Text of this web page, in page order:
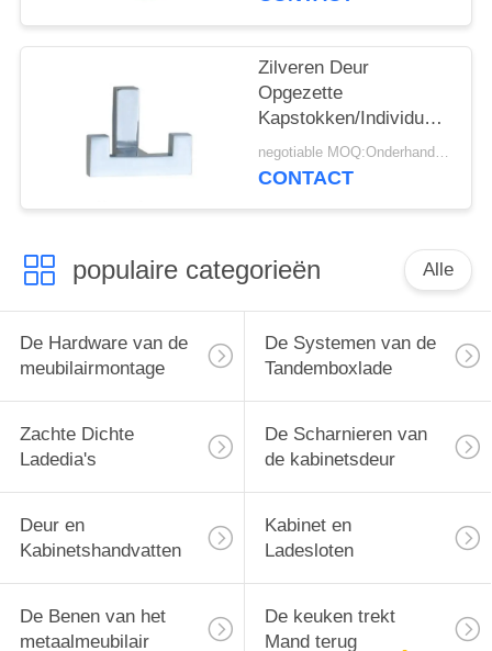
Zilveren Deur
Opgezette
Kapstokken/Individuele
de Slijtageweerstand
van Muurhaken
negotiable MOQ:Onderhandeling
CONTACT
populaire categorieën Alle
De Hardware van de
meubilairmontage
De Systemen van de
Tandemboxlade
Zachte Dichte
Ladedia's
De Scharnieren van
de kabinetsdeur
Deur en
Kabinetshandvatten
Kabinet en
Ladesloten
De Benen van het
metaalmeubilair
De keuken trekt
Mand terug